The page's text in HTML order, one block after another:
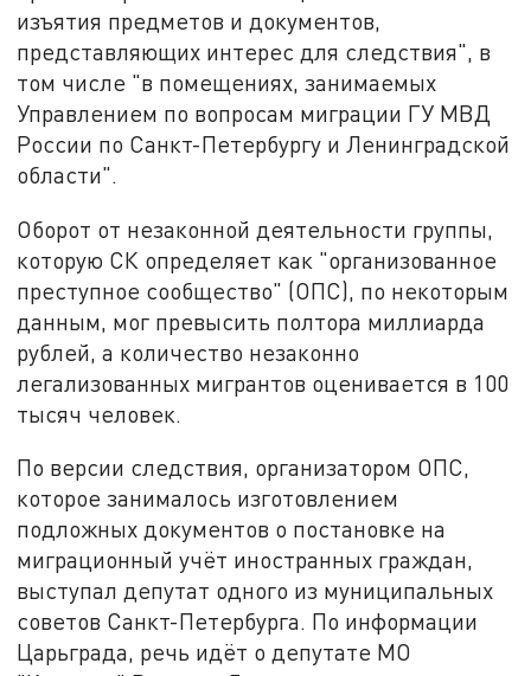
изъятия предметов и документов,
представляющих интерес для следствия", в
том числе "в помещениях, занимаемых
Управлением по вопросам миграции ГУ МВД
России по Санкт-Петербургу и Ленинградской
области".
Оборот от незаконной деятельности группы,
которую СК определяет как "организованное
преступное сообщество" (ОПС), по некоторым
данным, мог превысить полтора миллиарда
рублей, а количество незаконно
легализованных мигрантов оценивается в 100
тысяч человек.
По версии следствия, организатором ОПС,
которое занималось изготовлением
подложных документов о постановке на
миграционный учёт иностранных граждан,
выступал депутат одного из муниципальных
советов Санкт-Петербурга. По информации
Царьграда, речь идёт о депутате МО